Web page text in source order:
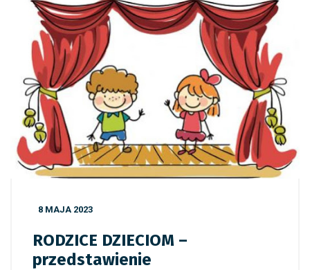
8 MAJA 2023
RODZICE DZIECIOM –
przedstawienie